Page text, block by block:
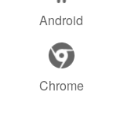
Android
Chrome